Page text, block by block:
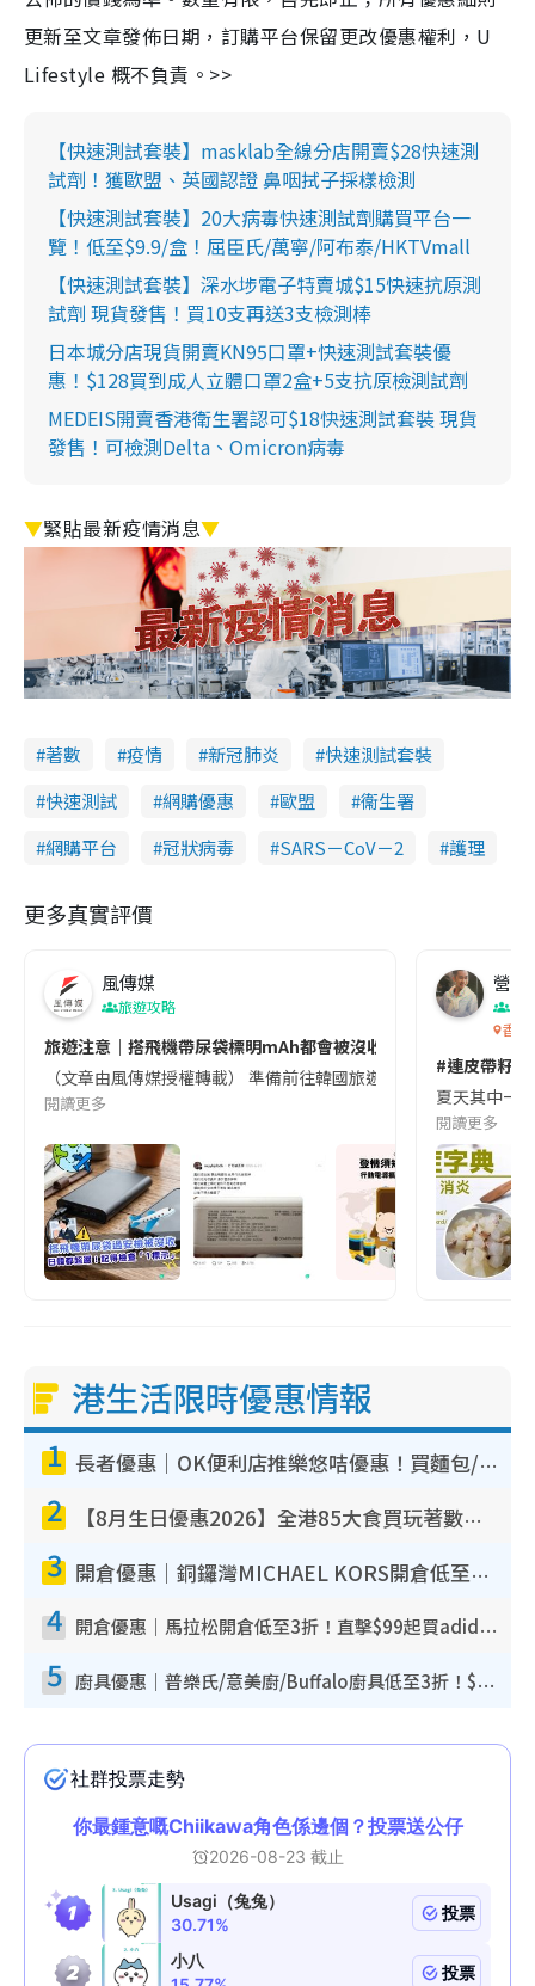
更新至文章發佈日期，訂購平台保留更改優惠權利，U
Lifestyle 概不負責。>>
【快速測試套裝】masklab全線分店開賣$28快速測
試劑！獲歐盟、英國認證 鼻咽拭子採樣檢測
【快速測試套裝】20大病毒快速測試劑購買平台一
覽！低至$9.9/盒！屈臣氏/萬寧/阿布泰/HKTVmall
【快速測試套裝】深水埗電子特賣城$15快速抗原測
試劑 現貨發售！買10支再送3支檢測棒
日本城分店現貨開賣KN95口罩+快速測試套裝優
惠！$128買到成人立體口罩2盒+5支抗原檢測試劑
MEDEIS開賣香港衛生署認可$18快速測試套裝 現貨
發售！可檢測Delta、Omicron病毒
▼緊貼最新疫情消息▼
著數 疫情 新冠肺炎
快速測試套裝
快速測試
網購優惠 歐盟
衞生署
網購平台
冠狀病毒 SARS－CoV－2 護理
更多真實評價
風傳媒
旅遊攻略
旅遊注意｜搭飛機帶尿袋標明mAh都會被沒收😱出發前切記檢查
（文章由風傳媒授權轉載） 準備前往韓國旅遊的民眾，近期要
閱讀更多
營養
香港
#連皮帶籽
夏天其中一
閱讀更多
港生活限時優惠情報
1 長者優惠｜OK便利店推樂悠咭優惠！買麵包/牛奶/保健品拍卡即減
2 【8月生日優惠2026】全港85大食買玩著數攻略 自助餐/火鍋放題同行免費＋誠品/DONKI送現金券
3 開倉優惠｜銅鑼灣MICHAEL KORS開倉低至17折！直擊$500起買手袋/銀包/鞋款 必買經典Jet Set系列
4 開倉優惠｜馬拉松開倉低至3折！直擊$99起買adidas／New Balance／Puma鞋款 STANLEY保溫杯劈價至$119起
5 廚具優惠｜普樂氏/意美廚/Buffalo廚具低至3折！$89起買煎鍋／炒鑊／個人鍋 同場小家電激減至$99起